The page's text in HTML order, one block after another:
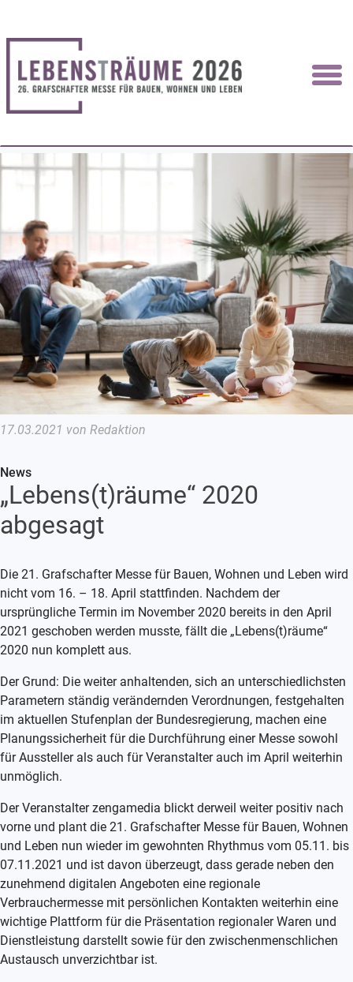
17.03.2021 von Redaktion
News
„Lebens(t)räume“ 2020
abgesagt
Die 21. Grafschafter Messe für Bauen, Wohnen und Leben wird
nicht vom 16. – 18. April stattfinden. Nachdem der
ursprüngliche Termin im November 2020 bereits in den April
2021 geschoben werden musste, fällt die „Lebens(t)räume“
2020 nun komplett aus.
Der Grund: Die weiter anhaltenden, sich an unterschiedlichsten
Parametern ständig verändernden Verordnungen, festgehalten
im aktuellen Stufenplan der Bundesregierung, machen eine
Planungssicherheit für die Durchführung einer Messe sowohl
für Aussteller als auch für Veranstalter auch im April weiterhin
unmöglich.
Der Veranstalter zengamedia blickt derweil weiter positiv nach
vorne und plant die 21. Grafschafter Messe für Bauen, Wohnen
und Leben nun wieder im gewohnten Rhythmus vom 05.11. bis
07.11.2021 und ist davon überzeugt, dass gerade neben den
zunehmend digitalen Angeboten eine regionale
Verbrauchermesse mit persönlichen Kontakten weiterhin eine
wichtige Plattform für die Präsentation regionaler Waren und
Dienstleistung darstellt sowie für den zwischenmenschlichen
Austausch unverzichtbar ist.